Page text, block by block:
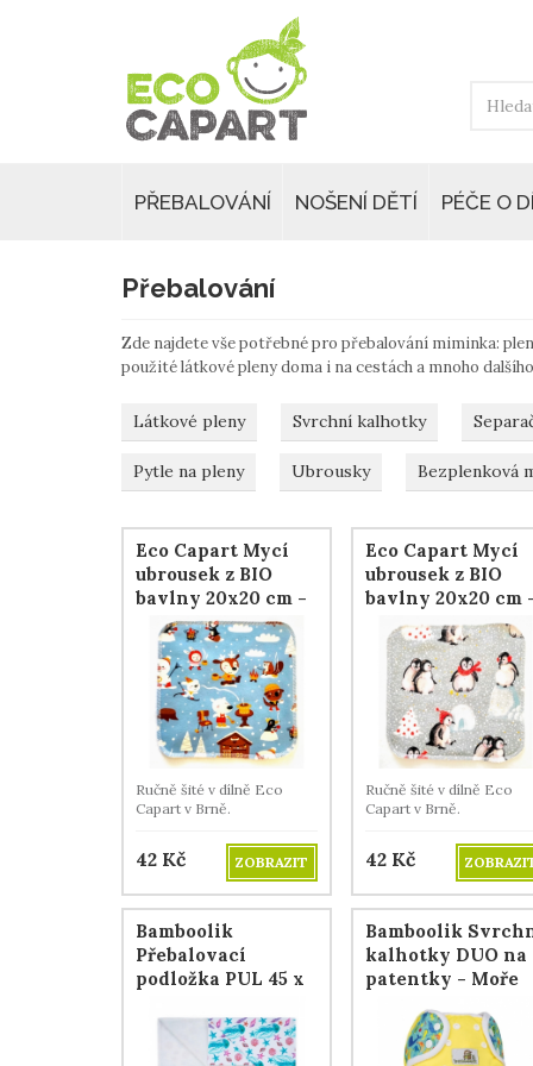
PŘEBALOVÁNÍ NOŠENÍ DĚTÍ PÉČE O
Přebalování
Zde najdete vše potřebné pro přebalování miminka:
použité látkové pleny doma i na cestách a mnoho
Látkové pleny Svrchní kalhotky
Pytle na pleny Ubrousky Bezplenková
Eco Capart Mycí
ubrousek z BIO
bavlny 20x20 cm -
Hot Chocolat
Ručně šité v dílně Eco
Capart v Brně.
42 Kč ZOBRAZIT
Eco Capart Mycí
ubrousek z BIO
bavlny 20x20 cm
Patagonia
Ručně šité v dílně Eco
Capart v Brně.
42 Kč
Bamboolik
Přebalovací
podložka PUL 45 x
Bamboolik
kalhotky DUO na
patentky - Moře